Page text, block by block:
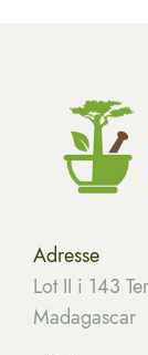
Adresse
Lot II i 143
Madagascar